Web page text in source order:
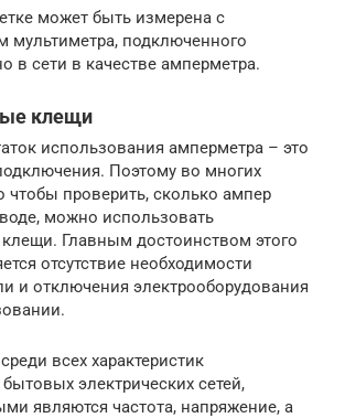
может быть измерена с
мультиметра, подключенного
в сети в качестве амперметра.
клещи
использования амперметра – это
Поэтому во многих
чтобы проверить, сколько ампер
можно использовать
Главным достоинством этого
отсутствие необходимости
и отключения электрооборудования
всех характеристик
электрических сетей,
являются частота, напряжение, а